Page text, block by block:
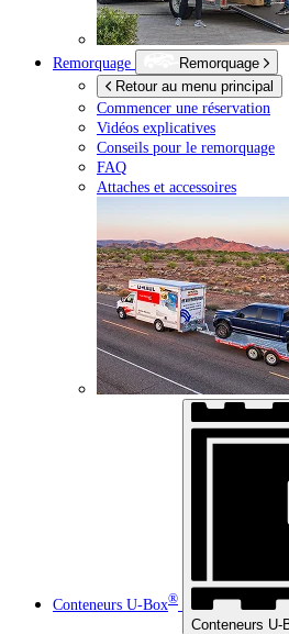
Remorquage
Remorquage
Retour au menu principal
Commencer une réservation
Vidéos explicatives
Conseils pour le remorquage
FAQ
Attaches et accessoires
Conteneurs U-Box®
Conteneurs U-